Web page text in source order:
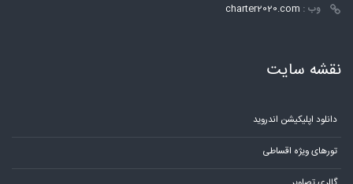
وب : charter2020.com
نقشه سایت
دانلود اپلیکیشن اندروید
تورهای ویژه اقساطی